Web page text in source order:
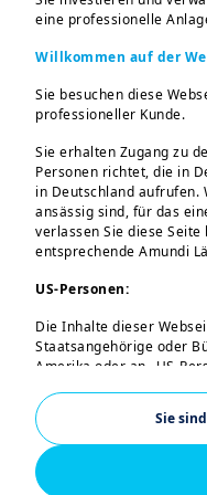
eine professionelle
Willkommen auf der
Sie besuchen diese
professioneller Kunde.
Sie erhalten Zugang zu
Personen richtet, die in
in Deutschland aufrufen.
ansässig sind, für das
verlassen Sie diese
entsprechende Amundi
US-Personen:
Die Inhalte dieser
Staatsangehörige oder
Amerika oder an „US-
Securities Act von 1933.
insbesondere natürliche
Staaten von Amerika
Kapitalgesellschaften,
eingetragen sind. Wenn
Sie
Erholung ist
behaftet.
2025 und
struktureller
Industrie
stecken.
Höhe von
Wirtschaft
ankurbeln.
dass
Wachstum